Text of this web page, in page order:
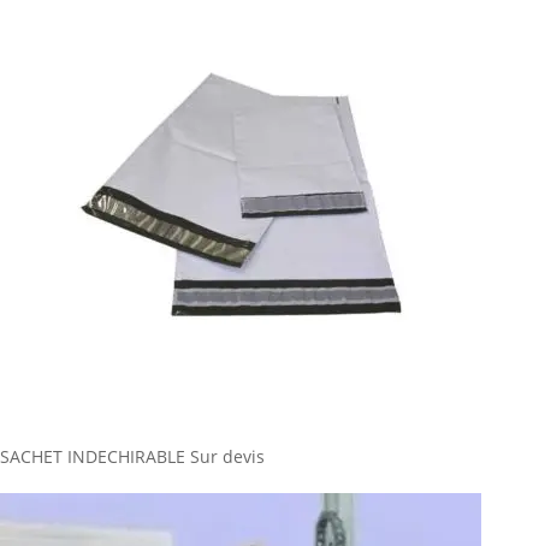
SACHET INDECHIRABLE Sur devis